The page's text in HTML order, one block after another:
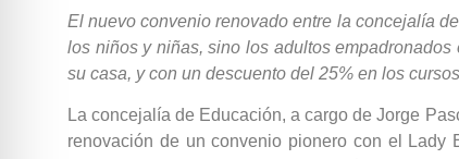
El nuevo convenio renovado entre la concejalía
los niños y niñas, sino los adultos
su casa, y con un descuento del 25% en los
La concejalía de Educación, a cargo de Jorge
renovación de un convenio pionero con el Lady